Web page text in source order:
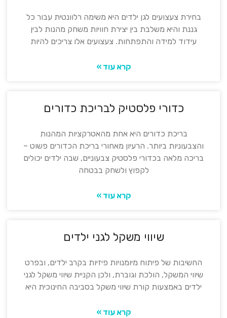
בחירת צעצועים לגן ילדים היא משימה רלוונטית עבור כל
גננת והיא משלבת בין יצירת חוויות משחק מהנות לבין
עידוד למידה והתפתחות. צעצועים אלו צריכים להיות
קרא עוד »
כדורי פלסטיק לבריכת כדורים
בריכת כדורים היא אחת מהאטרקציות המהנות
והצבעוניות ביותר. הרעיון מאחורי בריכת הכדורים פשוט –
בריכה מלאה בכדורי פלסטיק צבעוניים, שבה ילדים יכולים
לקפוץ ולשחק בבטחה
קרא עוד »
שיווי משקל לגני ילדים
החשיבות של פיתוח מיומנויות פיזיות בקרב ילדים, ובפרט
שיווי המשקל, הולכת וגוברת, ולכן הקניית שיווי משקל לגני
ילדים באמצעות קורת שיווי משקל בסביבה החינוכית היא
קרא עוד »